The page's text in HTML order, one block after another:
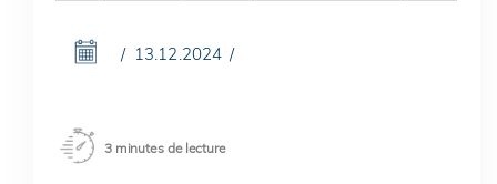
13.12.2024
3 minutes de lecture